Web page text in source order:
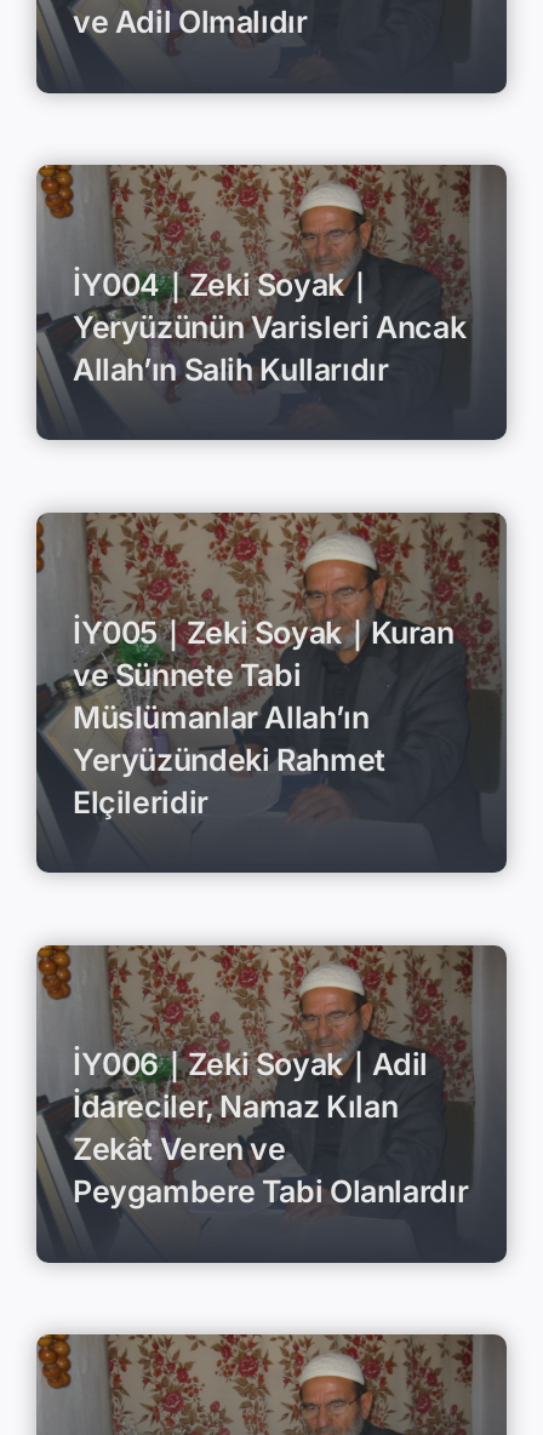
ve Adil Olmalıdır
İY004｜Zeki Soyak｜
Yeryüzünün Varisleri Ancak
Allah’ın Salih Kullarıdır
İY005｜Zeki Soyak｜Kuran
ve Sünnete Tabi
Müslümanlar Allah’ın
Yeryüzündeki Rahmet
Elçileridir
İY006｜Zeki Soyak｜Adil
İdareciler, Namaz Kılan
Zekât Veren ve
Peygambere Tabi Olanlardır